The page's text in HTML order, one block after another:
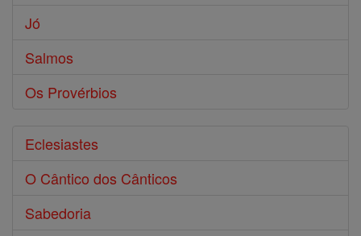
Jó
Salmos
Os Provérbios
Eclesiastes
O Cântico dos Cânticos
Sabedoria